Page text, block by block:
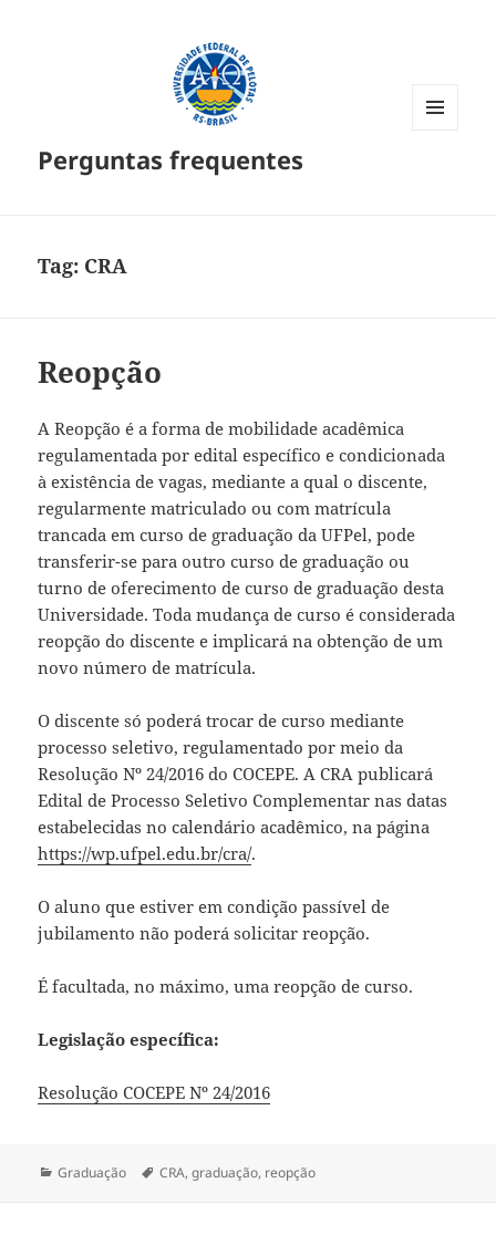
Perguntas frequentes
Tag: CRA
Reopção
A Reopção é a forma de mobilidade acadêmica
regulamentada por edital específico e condicionada
à existência de vagas, mediante a qual o discente,
regularmente matriculado ou com matrícula
trancada em curso de graduação da UFPel, pode
transferir-se para outro curso de graduação ou
turno de oferecimento de curso de graduação desta
Universidade. Toda mudança de curso é considerada
reopção do discente e implicará na obtenção de um
novo número de matrícula.
O discente só poderá trocar de curso mediante
processo seletivo, regulamentado por meio da
Resolução Nº 24/2016 do COCEPE. A CRA publicará
Edital de Processo Seletivo Complementar nas datas
estabelecidas no calendário acadêmico, na página
https://wp.ufpel.edu.br/cra/.
O aluno que estiver em condição passível de
jubilamento não poderá solicitar reopção.
É facultada, no máximo, uma reopção de curso.
Legislação específica:
Resolução COCEPE Nº 24/2016
Categorias
Graduação Tags
CRA,graduação, reopção